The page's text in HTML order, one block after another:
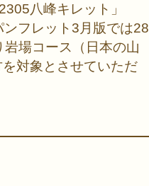
八峰キレット」
フレット3月版では28
場コース（日本の山
対象とさせていただ